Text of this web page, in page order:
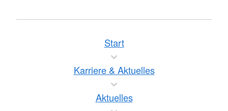
Start
Karriere & Aktuelles
Aktuelles